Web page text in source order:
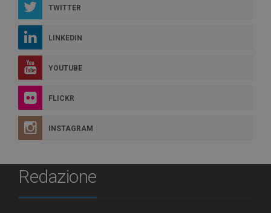
TWITTER
LINKEDIN
YOUTUBE
FLICKR
INSTAGRAM
Redazione